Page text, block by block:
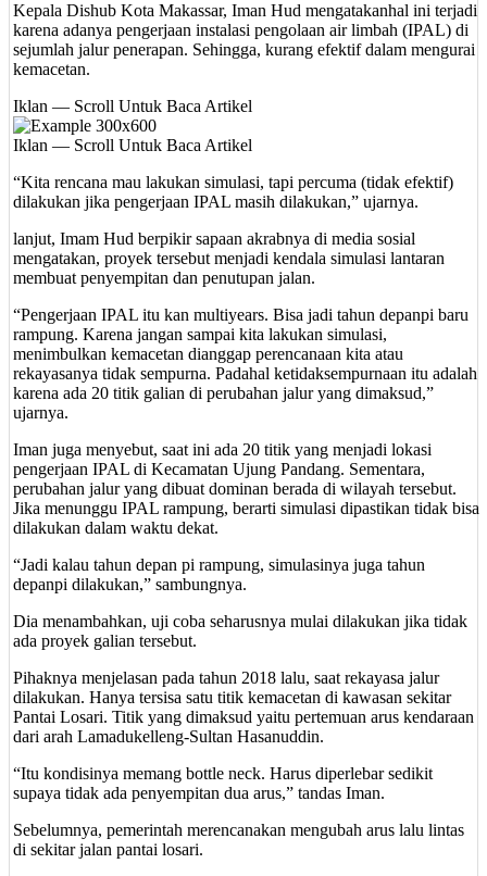
Kepala Dishub Kota Makassar, Iman Hud mengatakanhal ini terjadi
karena adanya pengerjaan instalasi pengolaan air limbah (IPAL) di
sejumlah jalur penerapan. Sehingga, kurang efektif dalam mengurai
kemacetan.
Iklan — Scroll Untuk Baca Artikel
Iklan — Scroll Untuk Baca Artikel
“Kita rencana mau lakukan simulasi, tapi percuma (tidak efektif)
dilakukan jika pengerjaan IPAL masih dilakukan,” ujarnya.
lanjut, Imam Hud berpikir sapaan akrabnya di media sosial
mengatakan, proyek tersebut menjadi kendala simulasi lantaran
membuat penyempitan dan penutupan jalan.
“Pengerjaan IPAL itu kan multiyears. Bisa jadi tahun depanpi baru
rampung. Karena jangan sampai kita lakukan simulasi,
menimbulkan kemacetan dianggap perencanaan kita atau
rekayasanya tidak sempurna. Padahal ketidaksempurnaan itu adalah
karena ada 20 titik galian di perubahan jalur yang dimaksud,”
ujarnya.
Iman juga menyebut, saat ini ada 20 titik yang menjadi lokasi
pengerjaan IPAL di Kecamatan Ujung Pandang. Sementara,
perubahan jalur yang dibuat dominan berada di wilayah tersebut.
Jika menunggu IPAL rampung, berarti simulasi dipastikan tidak bisa
dilakukan dalam waktu dekat.
“Jadi kalau tahun depan pi rampung, simulasinya juga tahun
depanpi dilakukan,” sambungnya.
Dia menambahkan, uji coba seharusnya mulai dilakukan jika tidak
ada proyek galian tersebut.
Pihaknya menjelasan pada tahun 2018 lalu, saat rekayasa jalur
dilakukan. Hanya tersisa satu titik kemacetan di kawasan sekitar
Pantai Losari. Titik yang dimaksud yaitu pertemuan arus kendaraan
dari arah Lamadukelleng-Sultan Hasanuddin.
“Itu kondisinya memang bottle neck. Harus diperlebar sedikit
supaya tidak ada penyempitan dua arus,” tandas Iman.
Sebelumnya, pemerintah merencanakan mengubah arus lalu lintas
di sekitar jalan pantai losari.